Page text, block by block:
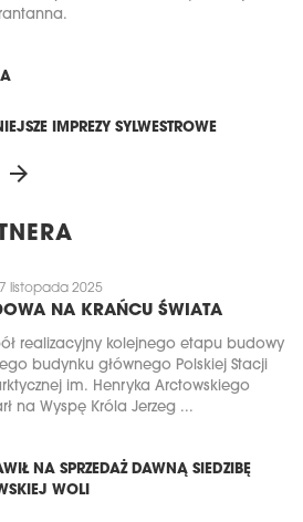
IMPREZY SYLWESTROWE
arrow_forward
listopada 2025
NA KRAŃCU ŚWIATA
realizacyjny kolejnego etapu budowy
budynku głównego Polskiej Stacji
im. Henryka Arctowskiego
na Wyspę Króla Jerzeg ...
NA SPRZEDAŻ DAWNĄ SIEDZIBĘ
WOLI